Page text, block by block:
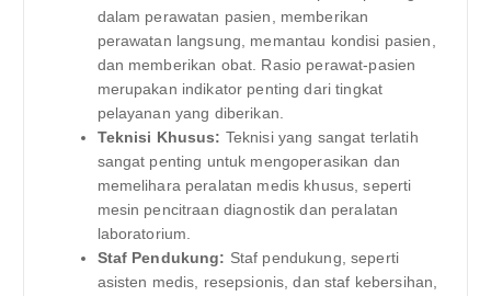
dalam perawatan pasien, memberikan
perawatan langsung, memantau kondisi pasien,
dan memberikan obat. Rasio perawat-pasien
merupakan indikator penting dari tingkat
pelayanan yang diberikan.
Teknisi Khusus: Teknisi yang sangat terlatih
sangat penting untuk mengoperasikan dan
memelihara peralatan medis khusus, seperti
mesin pencitraan diagnostik dan peralatan
laboratorium.
Staf Pendukung: Staf pendukung, seperti
asisten medis, resepsionis, dan staf kebersihan,